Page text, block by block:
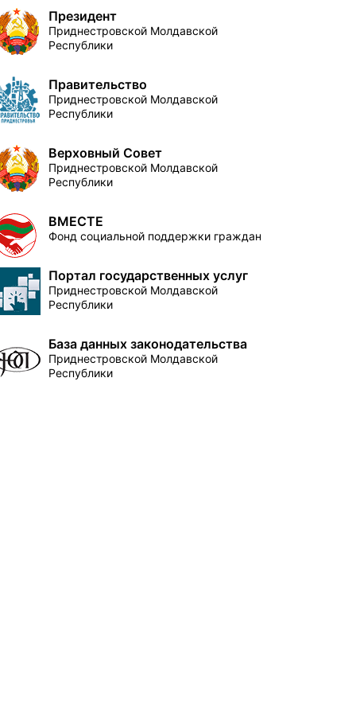
Президент
Приднестровской Молдавской
Республики
Правительство
Приднестровской Молдавской
Республики
Верховный Совет
Приднестровской Молдавской
Республики
ВМЕСТЕ
Фонд социальной поддержки граждан
Портал государственных услуг
Приднестровской Молдавской
Республики
База данных законодательства
Приднестровской Молдавской
Республики